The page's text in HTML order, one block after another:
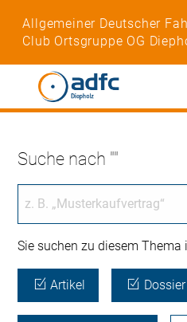
Allgemeiner Deutscher
Club Ortsgruppe OG
Suche nach ""
Sie suchen zu diesem
Artikel Dossier